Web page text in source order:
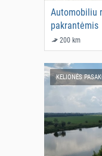
Automobiliu
pakrantėmis
200 km
KELIONĖS